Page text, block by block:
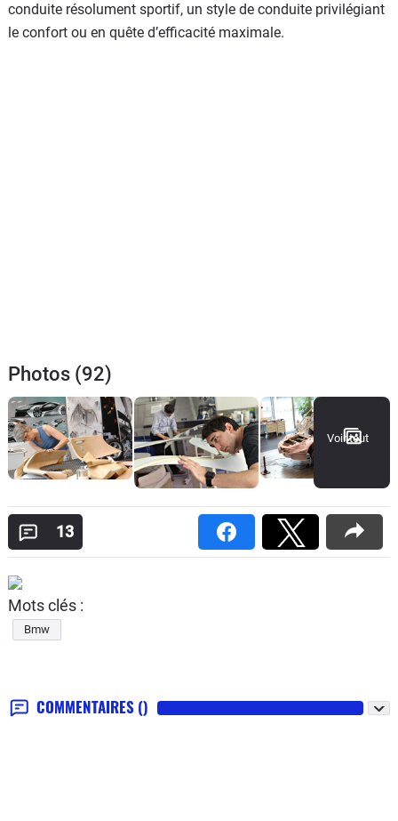
conduite résolument sportif, un style de conduite privilégiant
le confort ou en quête d’efficacité maximale.
Photos (92)
Voir tout
13
Mots clés :
Bmw
COMMENTAIRES ()